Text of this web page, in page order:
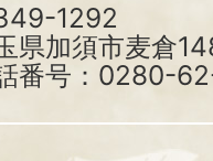
1292
県加須市麦倉
番号：0280-62-